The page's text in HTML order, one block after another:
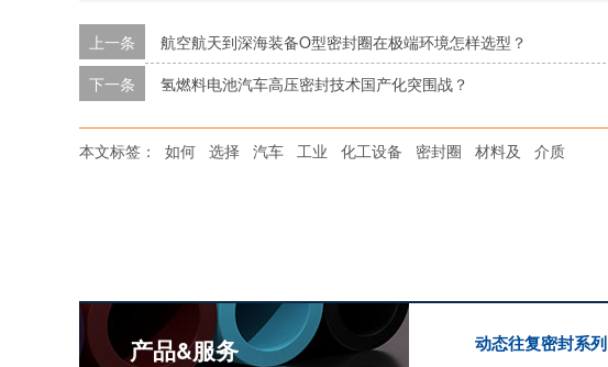
上一条
航空航天到深海装备O型密封圈在极端环境怎样选型？
下一条 氢燃料电池汽车高压密封技术国产化突围战？
本文标签： 如何 选择 汽车 工业 化工设备 密封圈 材料及 介质
产品&服务 动态往复密封系列